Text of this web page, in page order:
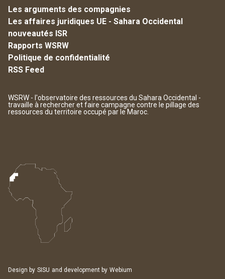
Les arguments des compagnies
Les affaires juridiques UE - Sahara Occidental
nouveautés ISR
Rapports WSRW
Politique de confidentialité
RSS Feed
WSRW - l'observatoire des ressources du Sahara Occidental -
travaille à rechercher et faire campagne contre le pillage des
ressources du territoire occupé par le Maroc.
Design by SISU and development by Webium